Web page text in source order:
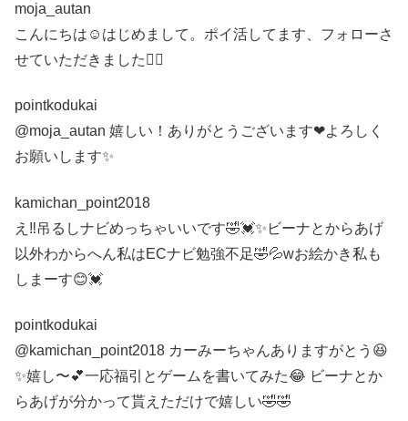
moja_autan
こんにちは☺️はじめまして。ポイ活してます、フォローさ
せていただきました🙇‍♀️
pointkodukai
@moja_autan 嬉しい！ありがとうございます❤よろしく
お願いします✨
kamichan_point2018
え‼️吊るしナビめっちゃいいです🤣💓✨ビーナとからあげ
以外わからへん私はECナビ勉強不足🤣💦wお絵かき私も
しまーす😊💓
pointkodukai
@kamichan_point2018 カーみーちゃんありますがとう😆
✨嬉し〜💕一応福引とゲームを書いてみた😂 ビーナとか
らあげが分かって貰えただけで嬉しい🤣🤣